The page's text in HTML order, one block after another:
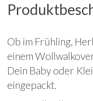
Ob im Frühling,
einem
Dein Baby oder
eingepackt.